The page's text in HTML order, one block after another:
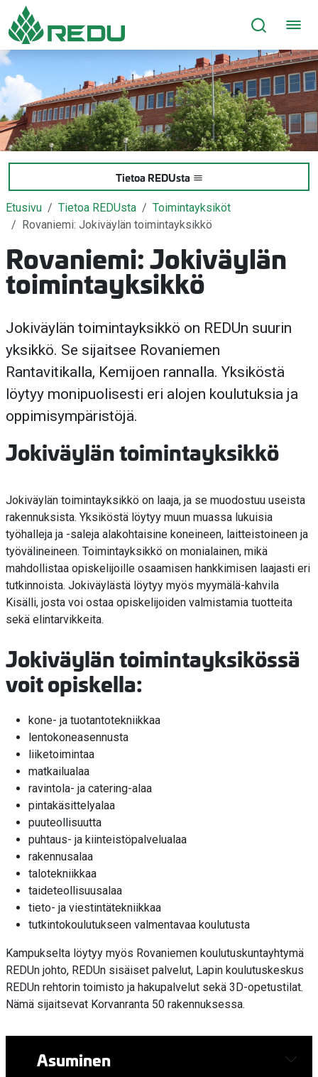
Siirry sivusisältöön
Tietoa REDUsta
Etusivu Tietoa REDUsta
Toimintayksiköt
Rovaniemi: Jokiväylän toimintayksikkö
Rovaniemi: Jokiväylän
toimintayksikkö
Jokiväylän toimintayksikkö on REDUn suurin
yksikkö. Se sijaitsee Rovaniemen
Rantavitikalla, Kemijoen rannalla. Yksiköstä
löytyy monipuolisesti eri alojen koulutuksia ja
oppimisympäristöjä.
Jokiväylän toimintayksikkö
Jokiväylän toimintayksikkö on laaja, ja se muodostuu useista
rakennuksista. Yksiköstä löytyy muun muassa lukuisia
työhalleja ja -saleja alakohtaisine koneineen, laitteistoineen ja
työvälineineen. Toimintayksikkö on monialainen, mikä
mahdollistaa opiskelijoille osaamisen hankkimisen laajasti eri
tutkinnoista. Jokiväylästä löytyy myös myymälä-kahvila
Kisälli, josta voi ostaa opiskelijoiden valmistamia tuotteita
sekä elintarvikkeita.
Jokiväylän toimintayksikössä
voit opiskella:
kone- ja tuotantotekniikkaa
lentokoneasennusta
liiketoimintaa
matkailualaa
ravintola- ja catering-alaa
pintakäsittelyalaa
puuteollisuutta
puhtaus- ja kiinteistöpalvelualaa
rakennusalaa
talotekniikkaa
taideteollisuusalaa
tieto- ja viestintätekniikkaa
tutkintokoulutukseen valmentavaa koulutusta
Kampukselta löytyy myös Rovaniemen koulutuskuntayhtymä
REDUn johto, REDUn sisäiset palvelut, Lapin koulutuskeskus
REDUn rehtorin toimisto ja hakupalvelut sekä 3D-opetustilat.
Nämä sijaitsevat Korvanranta 50 rakennuksessa.
Asuminen